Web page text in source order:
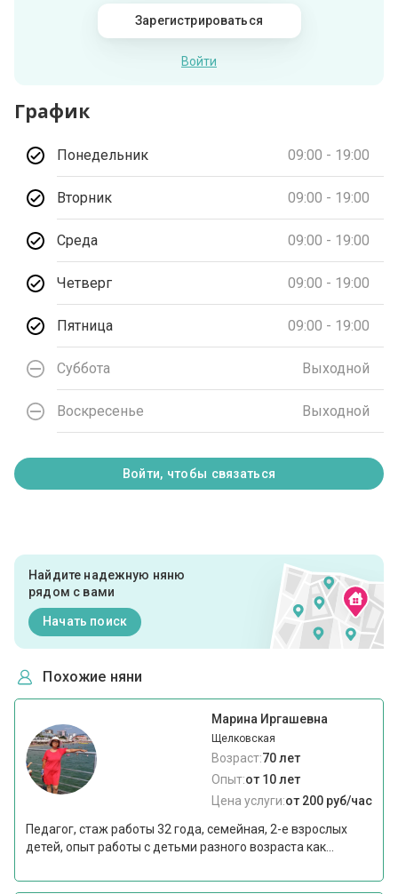
Зарегистрироваться
Войти
График
Понедельник 09:00 - 19:00
Вторник 09:00 - 19:00
Среда 09:00 - 19:00
Четверг 09:00 - 19:00
Пятница 09:00 - 19:00
Суббота Выходной
Воскресенье Выходной
Войти, чтобы связаться
Найдите надежную няню
рядом с вами
Начать поиск
Похожие няни
Марина Иргашевна
Щелковская
Возраст:70 лет
Опыт:от 10 лет
Цена услуги:от 200 руб/час
Педагог, стаж работы 32 года, семейная, 2-е взрослых
детей, опыт работы с детьми разного возраста как...